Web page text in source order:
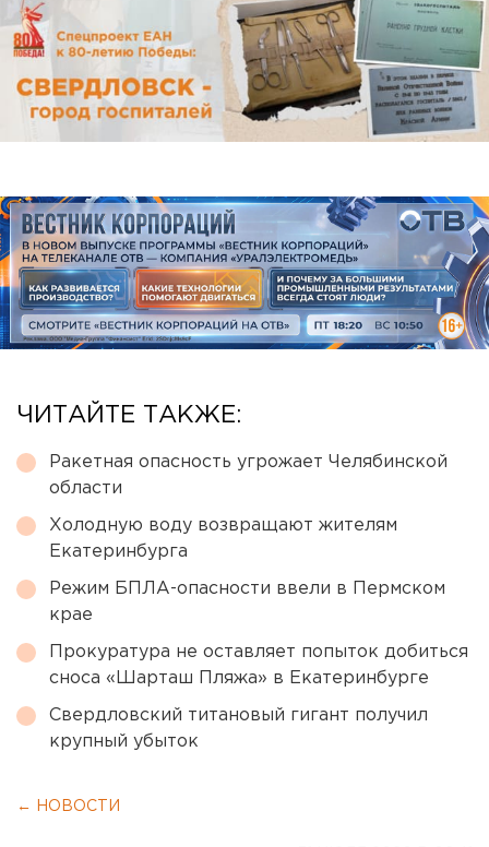
ЧИТАЙТЕ ТАКЖЕ:
Ракетная опасность угрожает Челябинской
области
Холодную воду возвращают жителям
Екатеринбурга
Режим БПЛА-опасности ввели в Пермском
крае
Прокуратура не оставляет попыток добиться
сноса «Шарташ Пляжа» в Екатеринбурге
Свердловский титановый гигант получил
крупный убыток
← НОВОСТИ